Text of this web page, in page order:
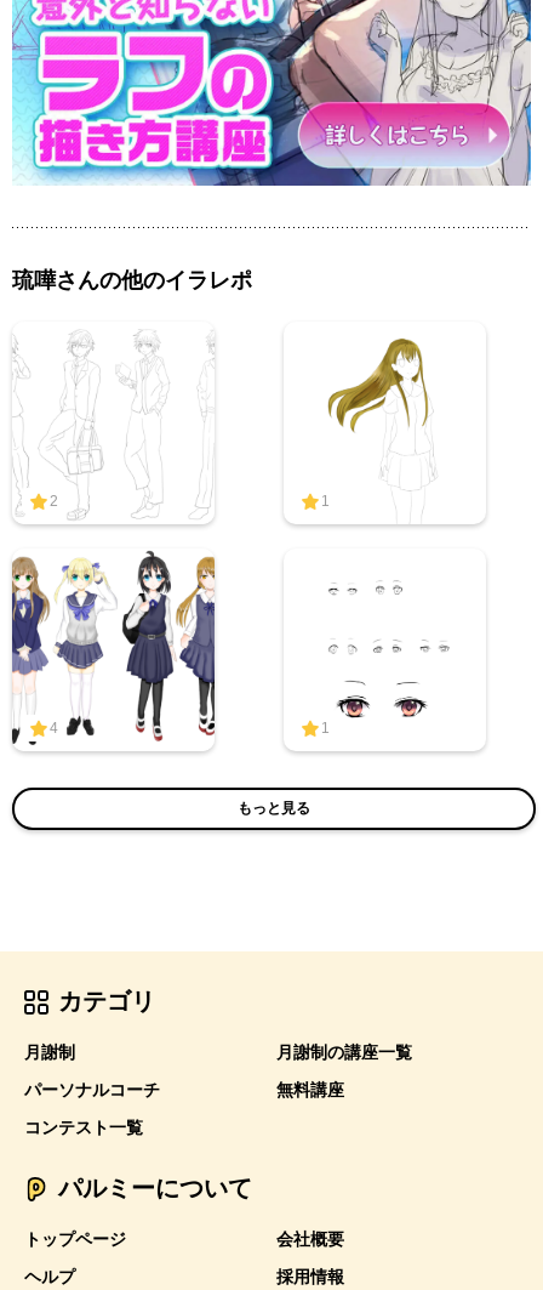
琉嘩さんの他のイラレポ
2 1
4 1
もっと見る
カテゴリ
月謝制
月謝制の講座一覧
パーソナルコーチ
無料講座
コンテスト一覧
パルミーについて
トップページ
会社概要
ヘルプ
採用情報